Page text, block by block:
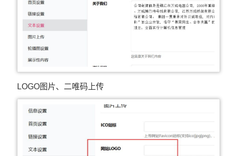
LOGO图片、二唯码上传